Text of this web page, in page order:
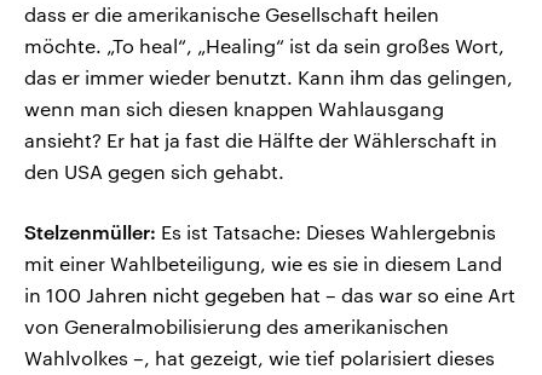
dass er die amerikanische Gesellschaft heilen
möchte. „To heal“, „Healing“ ist da sein großes Wort,
das er immer wieder benutzt. Kann ihm das gelingen,
wenn man sich diesen knappen Wahlausgang
ansieht? Er hat ja fast die Hälfte der Wählerschaft in
den USA gegen sich gehabt.
Stelzenmüller: Es ist Tatsache: Dieses Wahlergebnis
mit einer Wahlbeteiligung, wie es sie in diesem Land
in 100 Jahren nicht gegeben hat – das war so eine Art
von Generalmobilisierung des amerikanischen
Wahlvolkes –, hat gezeigt, wie tief polarisiert dieses